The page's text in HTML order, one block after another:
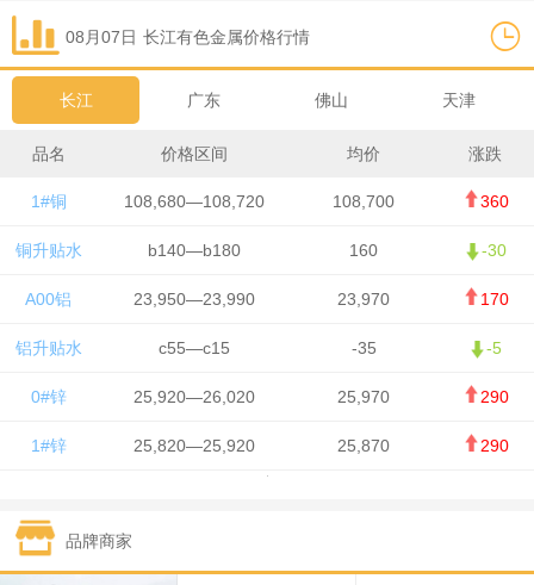
08月07日 长江有色金属价格行情
长江 广东 佛山 天津
品名 价格区间 均价 涨跌
1#铜 108,680—108,720 108,700 360
铜升贴水 b140—b180 160 -30
A00铝 23,950—23,990 23,970 170
铝升贴水 c55—c15 -35 -5
0#锌 25,920—26,020 25,970 290
1#锌 25,820—25,920 25,870 290
1#锡 434,000—436,000
品牌商家